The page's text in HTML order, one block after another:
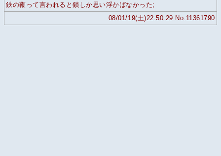
鉄の鞭って言われると鎖しか思い浮かばなかった;
08/01/19(土)22:50:29 No.11361790